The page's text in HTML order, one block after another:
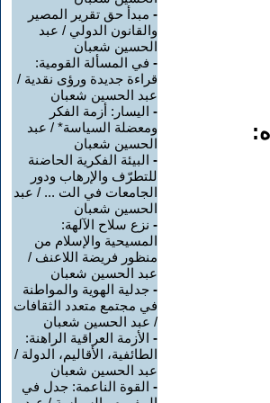
- مبدأ حق تقرير المصير
والقانون الدولي / عبد
الحسين شعبان
- في المسألة القومية:
قراءة جديدة ورؤى نقدية /
عبد الحسين شعبان
- اليسار: أزمة الفكر
ومعضلة السياسة* / عبد
الحسين شعبان
- البيئة الفكرية الحاضنة
للتطرّف والإرهاب ودور
الجامعات في الت ... / عبد
الحسين شعبان
- نزع سلاح الآلهة:
المسيحية والإسلام من
منظور فريضة اللاعنف /
عبد الحسين شعبان
- جدلية الهوية والمواطنة
في مجتمع متعدد الثقافات
/ عبد الحسين شعبان
- الأزمة العراقية الراهنة:
الطائفية، الأقاليم، الدولة /
عبد الحسين شعبان
- القوة الناعمة: جدل في